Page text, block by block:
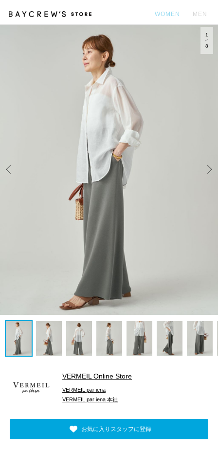
WOMEN MEN
1
8
VERMEIL Online Store
VERMEIL par iena
VERMEIL par iena 本社
お気に入りスタッフに登録